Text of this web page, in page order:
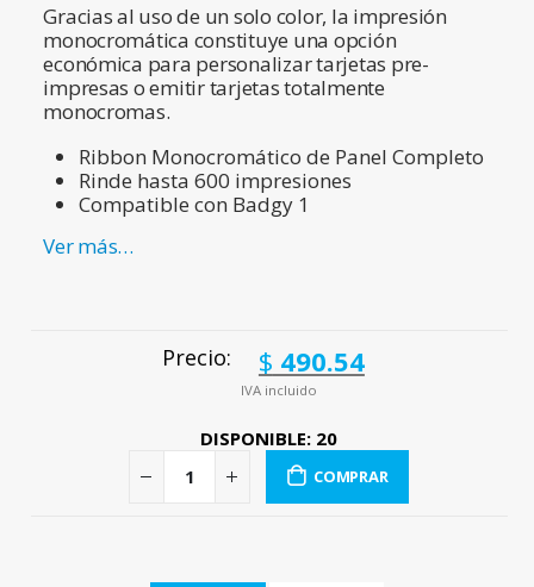
Gracias al uso de un solo color, la impresión
monocromática constituye una opción
económica para personalizar tarjetas pre-
impresas o emitir tarjetas totalmente
monocromas.
Ribbon Monocromático de Panel Completo
Rinde hasta 600 impresiones
Compatible con Badgy 1
Ver más…
Precio: $ 490.54
IVA incluido
DISPONIBLE: 20
COMPRAR